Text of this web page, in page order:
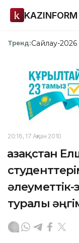
KAZINFORM
Тренд:Сайлау-2026
20:16, 17 Ақпан 2010
Қазақстан
туралы